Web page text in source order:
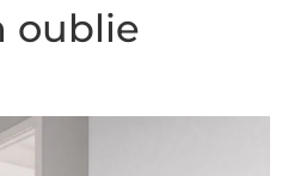
oublie